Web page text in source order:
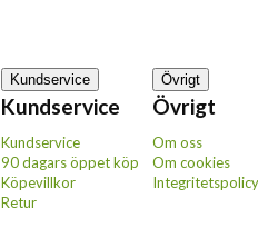
Kundservice
Kundservice
Kundservice
90 dagars öppet köp
Köpevillkor
Retur
Övrigt
Övrigt
Om oss
Om cookies
Integritetspolicy